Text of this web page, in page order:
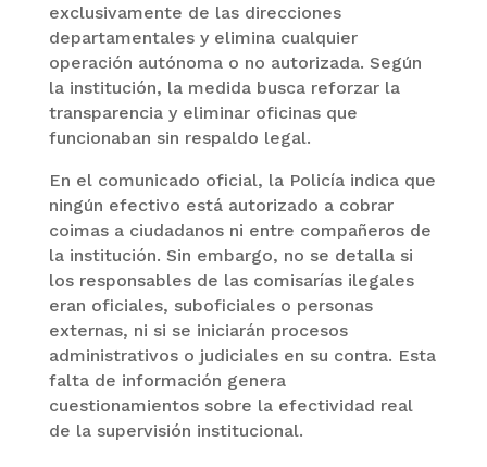
exclusivamente de las direcciones
departamentales y elimina cualquier
operación autónoma o no autorizada. Según
la institución, la medida busca reforzar la
transparencia y eliminar oficinas que
funcionaban sin respaldo legal.
En el comunicado oficial, la Policía indica que
ningún efectivo está autorizado a cobrar
coimas a ciudadanos ni entre compañeros de
la institución. Sin embargo, no se detalla si
los responsables de las comisarías ilegales
eran oficiales, suboficiales o personas
externas, ni si se iniciarán procesos
administrativos o judiciales en su contra. Esta
falta de información genera
cuestionamientos sobre la efectividad real
de la supervisión institucional.